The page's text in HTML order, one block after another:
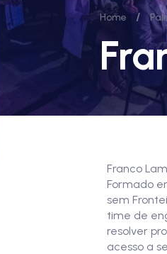
Home /
Franco
Formado
sem
time de
resolver
acesso a